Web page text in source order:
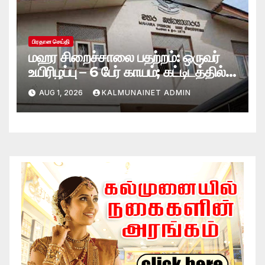
பிரதான செய்தி
மஹர சிறைச்சாலை பதற்றம்: ஒருவர்
உயிரிழப்பு – 6 பேர் காயம்; கட்டிடத்தில்
பாரிய தீ
AUG 1, 2026 KALMUNAINET ADMIN